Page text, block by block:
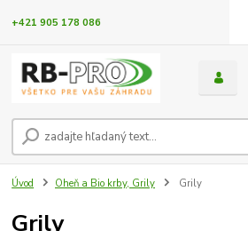
+421 905 178 086
Úvod Oheň a Bio krby, Grily Grily
Grily